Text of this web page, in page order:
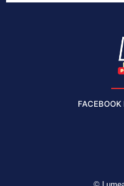
FACEBOOK